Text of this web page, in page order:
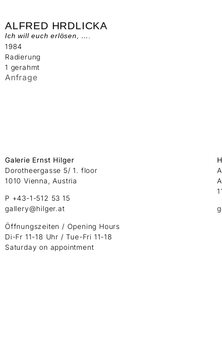
ALFRED HRDLICKA
Ich will euch erlösen, ….
1984
Radierung
1 gerahmt
Anfrage
Galerie Ernst Hilger
Dorotheergasse 5/ 1. floor
1010 Vienna, Austria
P +43-1-512 53 15
gallery@hilger.at
Öffnungszeiten / Opening Hours
Di-Fr 11-18 Uhr / Tue-Fri 11-18
Saturday on appointment